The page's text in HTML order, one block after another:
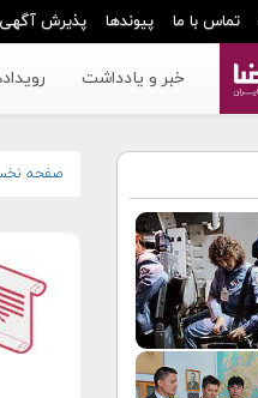
تماس با ما پیوندها پذیرش آگهی
خبر و یادداشت
صفحه